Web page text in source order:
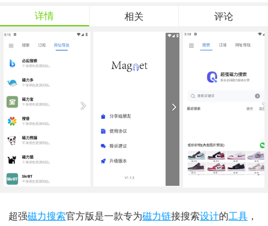
详情 相关 评论
超强磁力搜索官方版是一款专为磁力链接搜索设计的工具 ，